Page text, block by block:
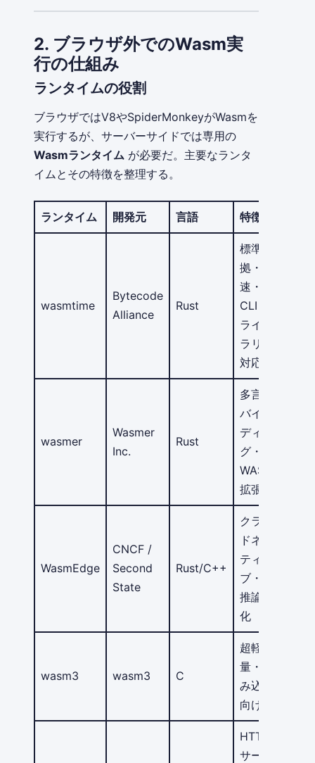
2. ブラウザ外でのWasm実
行の仕組み
ランタイムの役割
ブラウザではV8やSpiderMonkeyがWasmを
実行するが、サーバーサイドでは専用の
Wasmランタイム が必要だ。主要なランタ
イムとその特徴を整理する。
ランタイム 開発元 言語 特徴
wasmtime
Bytecode
Alliance
Rust
標準準
拠・高
速・
CLIと
ライブ
ラリ両
対応
wasmer
Wasmer
Inc.
Rust
多言語
バイン
ディン
グ・
WASIX
拡張
WasmEdge
CNCF /
Second
State
Rust/C++
クラウ
ドネイ
ティ
ブ・AI
推論特
化
wasm3 wasm3 C
超軽
量・組
み込み
向け
HTTP
サーバ